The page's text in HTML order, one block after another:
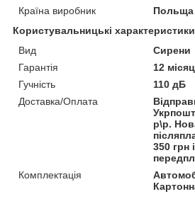
Країна виробник
Польща
Користувальницькі характеристики
Вид
Сирени
Гарантія
12
Гучність
110 дБ
Доставка/Оплата
р\р.
350 грн
Комплектація